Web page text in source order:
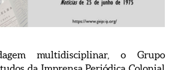
multidisciplinar, o Grupo